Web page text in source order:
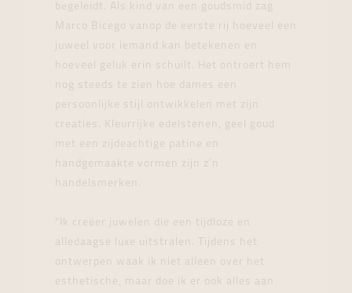
begeleidt. Als kind van een goudsmid zag
Marco Bicego vanop de eerste rij hoeveel een
juweel voor iemand kan betekenen en
hoeveel geluk erin schuilt. Het ontroert hem
nog steeds te zien hoe dames een
persoonlijke stijl ontwikkelen met zijn
creaties. Kleurrijke edelstenen, geel goud
met een zijdeachtige patine en
handgemaakte vormen zijn z’n
handelsmerken.
“Ik creëer juwelen die een tijdloze en
alledaagse luxe uitstralen. Tijdens het
ontwerpen waak ik niet alleen over het
esthetische, maar doe ik er ook alles aan